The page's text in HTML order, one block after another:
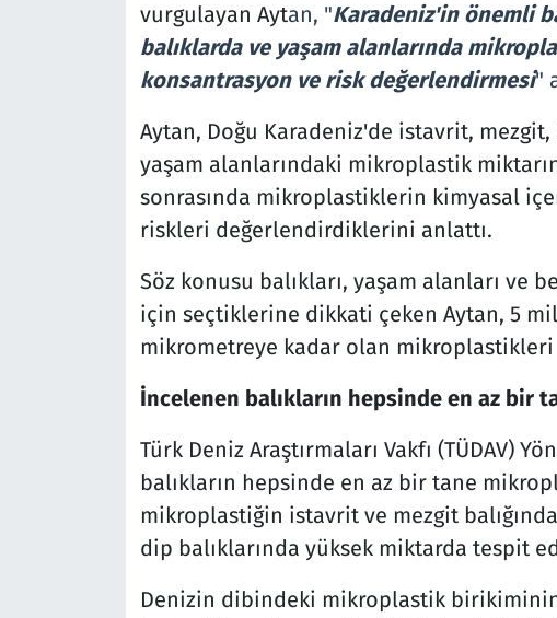
vurgulayan Aytan, "Karadeniz'in önemli
balıklarda ve yaşam alanlarında
konsantrasyon ve risk değerlendirmesi"
Aytan, Doğu Karadeniz'de istavrit,
yaşam alanlarındaki mikroplastik
sonrasında mikroplastiklerin kimyasal
riskleri değerlendirdiklerini anlattı.
Söz konusu balıkları, yaşam alanları ve
için seçtiklerine dikkati çeken Aytan, 5
mikrometreye kadar olan
İncelenen balıkların hepsinde en az bir
Türk Deniz Araştırmaları Vakfı (TÜDAV)
balıkların hepsinde en az bir tane
mikroplastiğin istavrit ve mezgit
dip balıklarında yüksek miktarda tespit
Denizin dibindeki mikroplastik